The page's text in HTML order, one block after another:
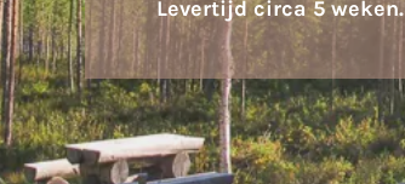
Levertijd circa 5 weken.